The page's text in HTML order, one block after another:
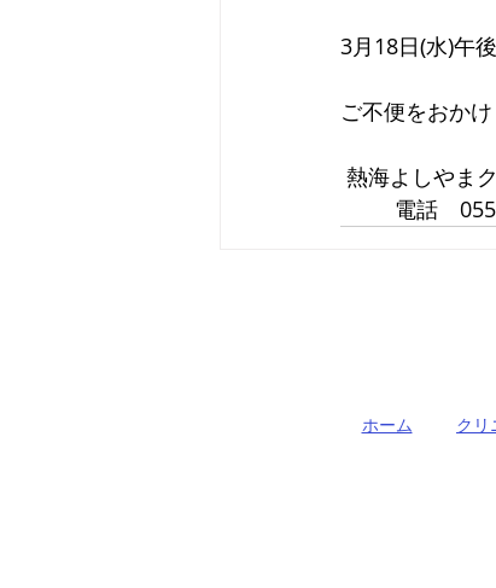
3月18日(水)午
ご不便をおか
熱海よしやま
ホーム クリ